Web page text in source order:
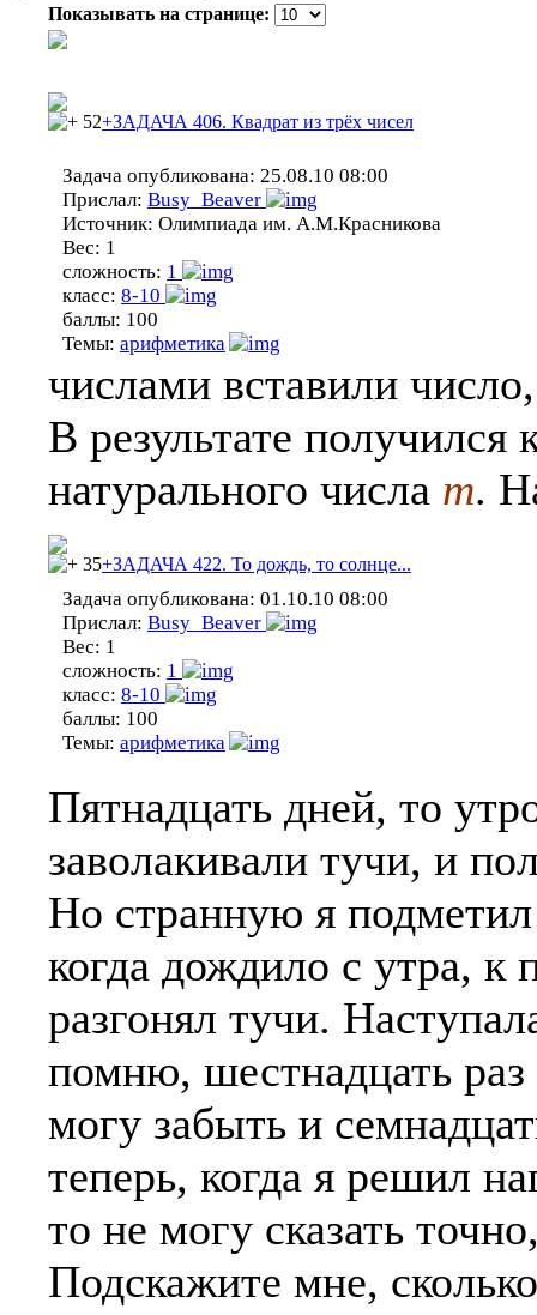
Показывать на странице:
52+ЗАДАЧА 406. Квадрат из трёх чисел
Задача опубликована: 25.08.10 08:00
Прислал: Busy_Beaver
Источник: Олимпиада им. А.М.Красникова
Вес: 1
сложность: 1
класс: 8-10
баллы: 100
Темы: арифметика
числами вставили
В результате получился
натурального числа m.
35+ЗАДАЧА 422. То дождь, то солнце...
Задача опубликована: 01.10.10 08:00
Прислал: Busy_Beaver
Вес: 1
сложность: 1
класс: 8-10
баллы: 100
Темы: арифметика
Пятнадцать дней, то
заволакивали тучи, и
Но странную я
когда дождило с утра, к
разгонял тучи.
помню, шестнадцать
могу забыть и
теперь, когда я решил
то не могу сказать
Подскажите мне,